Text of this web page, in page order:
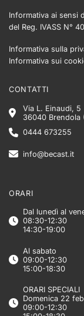
Informativa ai sensi
del Reg. IVASS N°
Informativa sulla
Informativa sui
CONTATTI
Via L. Einaudi, 5
36040 Brendola
0444 673255
info@becast.it
ORARI
Dal lunedì al
08:30-12:30
14:30-19:00
Al sabato
09:00-12:30
15:00-18:30
ORARI SPECIALI
Domenica 22
09:00-12:30